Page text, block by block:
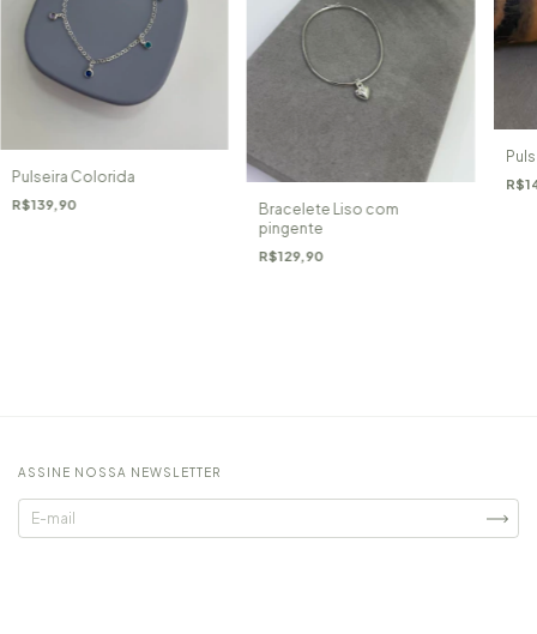
Pulseira Colorida
R$139,90
Bracelete Liso com
pingente
R$129,90
ASSINE NOSSA NEWSLETTER